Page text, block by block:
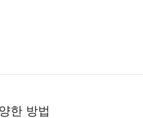
한 방법